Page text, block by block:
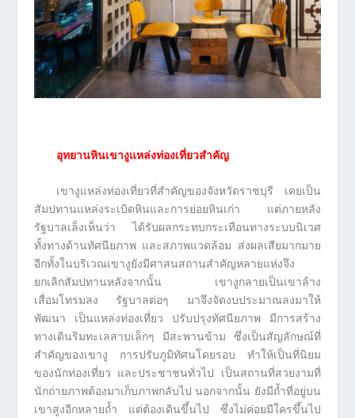
อุทยานหินเขางูแหล่งท่องเที่ยวสำคัญ
เขางูแหล่งท่องเที่ยวที่สำคัญของจังหวัดราชบุรี เคยเป็น
สัมปทานแหล่งระเบิดหินและการย่อยหินเก่า แต่ภายหลัง
รัฐบาลเล็งเห็นว่า ได้รับผลกระทบกระเทือนทางระบบนิเวศ
ทั้งทางด้านทัศนียภาพ และสภาพแวดล้อม ส่งผลเสียมากมาย
อีกทั้งในบริเวณเขางูยังมีศาสนสถานสำคัญหลายแห่งจึง
ยกเลิกสัมปทานหลังจากนั้น เขางูกลายเป็นเขาล้าง
เสื่อมโทรมลง รัฐบาลต่อๆ มาจึงจัดงบประมาณลงมาให้
พัฒนา เป็นแหล่งท่องเที่ยว ปรับปรุงทัศนียภาพ มีการสร้าง
ทางเดินริมทะเลสาบเล็กๆ มีสะพานข้าม ซึ่งเป็นสัญลักษณ์ที่
สำคัญของเขางู การปรับภูมิทัศนโดยรอบ ทำให้เป็นที่นิยม
ของนักท่องเที่ยว และประชาชนทั่วไป เป็นสถานที่สวยงามที่
นักถ่ายภาพต้องมาเก็บภาพกลับไป นอกจากนั้น ยังมีถ้ำที่อยู่บน
เขาสูงอีกหลายถ้ำ แต่ต้องเดินขึ้นไป ซึ่งไม่ค่อยมีใครขึ้นไป